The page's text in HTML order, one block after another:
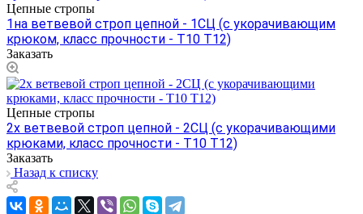
Цепные стропы
1на ветвевой строп цепной - 1СЦ (с укорачивающим
крюком, класс прочности - Т10 Т12)
Заказать
Цепные стропы
2х ветвевой строп цепной - 2СЦ (с укорачивающими
крюками, класс прочности - Т10 Т12)
Заказать
Назад к списку